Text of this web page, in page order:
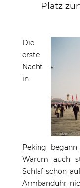
Platz
Die
erste
Nacht
in
Peking
Warum auch
Schlaf schon
Armbanduhr